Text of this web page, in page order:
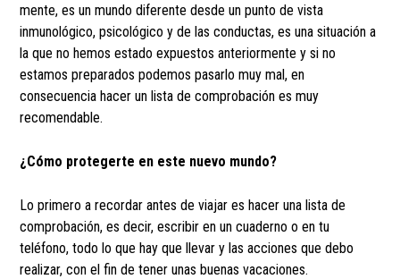
mente, es un mundo diferente desde un punto de vista
inmunológico, psicológico y de las conductas, es una situación a
la que no hemos estado expuestos anteriormente y si no
estamos preparados podemos pasarlo muy mal, en
consecuencia hacer un lista de comprobación es muy
recomendable.
¿Cómo protegerte en este nuevo mundo?
Lo primero a recordar antes de viajar es hacer una lista de
comprobación, es decir, escribir en un cuaderno o en tu
teléfono, todo lo que hay que llevar y las acciones que debo
realizar, con el fin de tener unas buenas vacaciones.